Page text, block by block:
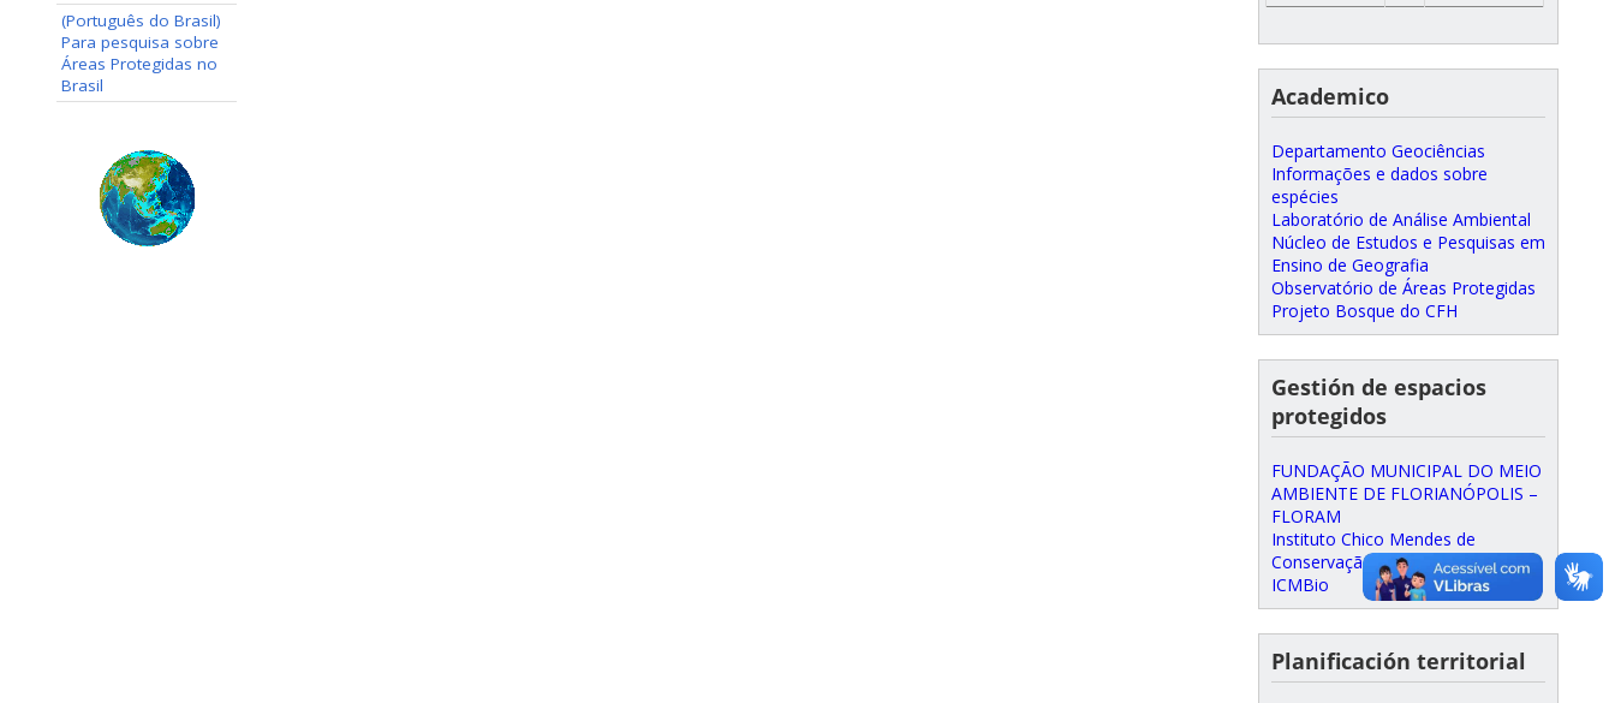
(Português do Brasil)
Para pesquisa sobre
Áreas Protegidas no
Brasil
Academico
Departamento Geociências
Informações e dados sobre
espécies
Laboratório de Análise Ambiental
Núcleo de Estudos e Pesquisas em
Ensino de Geografia
Observatório de Áreas Protegidas
Projeto Bosque do CFH
Gestión de espacios
protegidos
FUNDAÇÃO MUNICIPAL DO MEIO
AMBIENTE DE FLORIANÓPOLIS –
FLORAM
Instituto Chico Mendes de
Conservação da Biodiversidade –
ICMBio
Planificación territorial